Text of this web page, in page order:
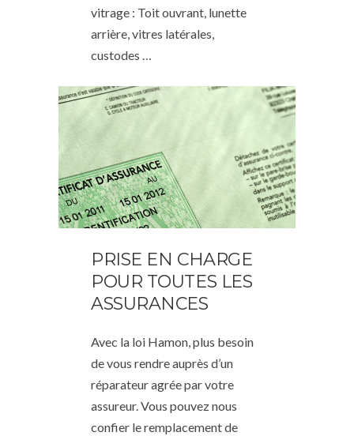
vitrage : Toit ouvrant, lunette
arrière, vitres latérales,
custodes …
PRISE EN CHARGE
POUR TOUTES LES
ASSURANCES
Avec la loi Hamon, plus besoin
de vous rendre auprès d’un
réparateur agrée par votre
assureur. Vous pouvez nous
confier le remplacement de